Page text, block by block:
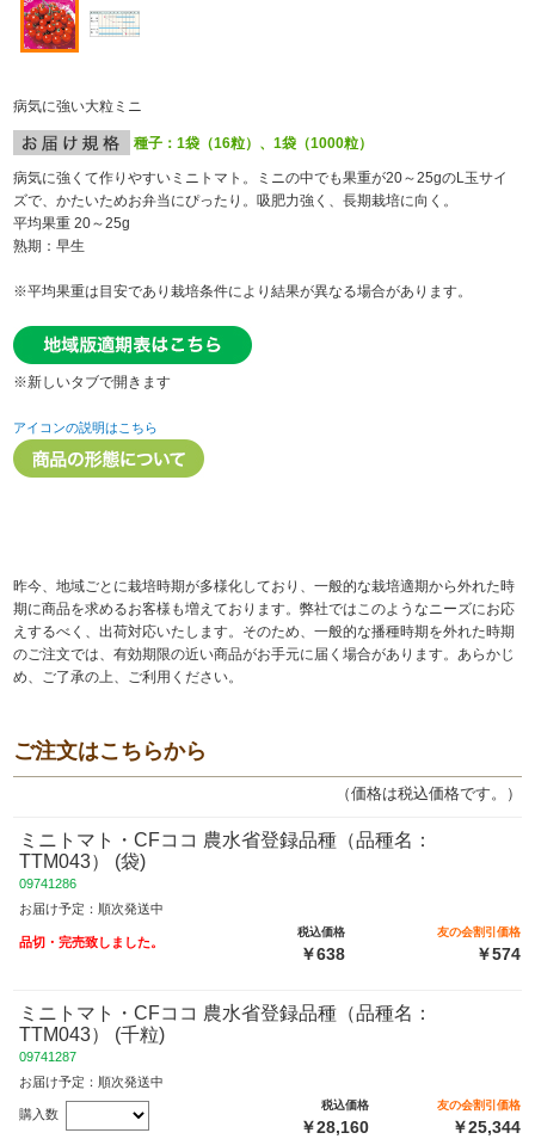
病気に強い大粒ミニ
種子：1袋（16粒）、1袋（1000粒）
病気に強くて作りやすいミニトマト。ミニの中でも果重が20～25gのL玉サイ
ズで、かたいためお弁当にぴったり。吸肥力強く、長期栽培に向く。
平均果重 20～25g
熟期：早生
※平均果重は目安であり栽培条件により結果が異なる場合があります。
※新しいタブで開きます
アイコンの説明はこちら
昨今、地域ごとに栽培時期が多様化しており、一般的な栽培適期から外れた時
期に商品を求めるお客様も増えております。弊社ではこのようなニーズにお応
えするべく、出荷対応いたします。そのため、一般的な播種時期を外れた時期
のご注文では、有効期限の近い商品がお手元に届く場合があります。あらかじ
め、ご了承の上、ご利用ください。
ご注文はこちらから
（価格は税込価格です。）
ミニトマト・CFココ 農水省登録品種（品種名：
TTM043） (袋)
09741286
お届け予定：順次発送中
品切・完売致しました。
税込価格
￥638
友の会割引価格
￥574
ミニトマト・CFココ 農水省登録品種（品種名：
TTM043） (千粒)
09741287
お届け予定：順次発送中
購入数
税込価格
￥28,160
友の会割引価格
￥25,344